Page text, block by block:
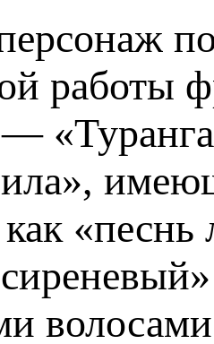
работы
как